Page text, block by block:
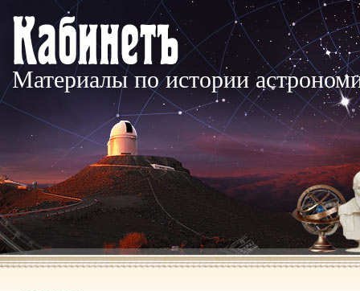
Материалы по истории